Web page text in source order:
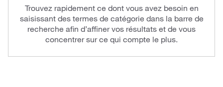
Trouvez rapidement ce dont vous avez besoin en
saisissant des termes de catégorie dans la barre de
recherche afin d’affiner vos résultats et de vous
concentrer sur ce qui compte le plus.